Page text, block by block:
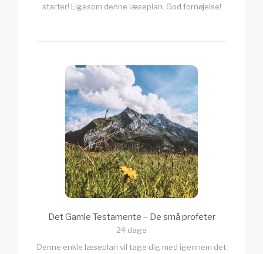
starter! Ligesom denne læseplan. God fornøjelse!
Det Gamle Testamente – De små profeter
24 dage
Denne enkle læseplan vil tage dig med igennem det